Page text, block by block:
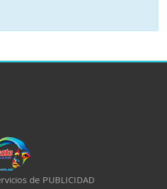
de PUBLICIDAD